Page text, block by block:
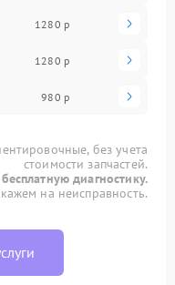
1280 р
1280 р
980 р
без учета
стоимости запчастей.
диагностику.
на неисправность.